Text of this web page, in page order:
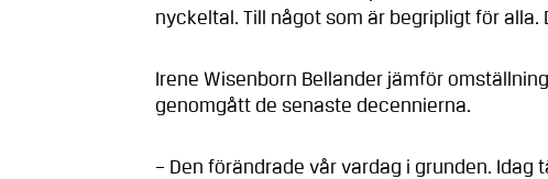
nyckeltal. Till något som är begripligt för
Irene Wisenborn Bellander jämför
genomgått de senaste decennierna.
– Den förändrade vår vardag i grunden.